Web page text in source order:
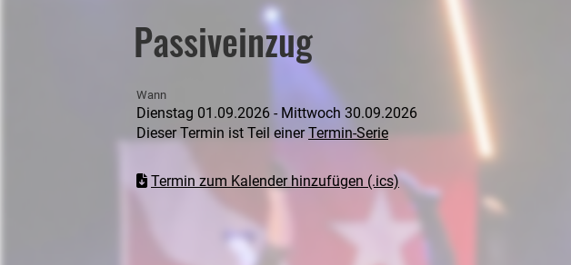
Passiveinzug
Wann
Dienstag 01.09.2026 - Mittwoch 30.09.2026
Dieser Termin ist Teil einerTermin-Serie
Termin zum Kalender hinzufügen (.ics)